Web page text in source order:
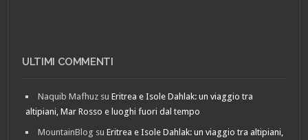
ULTIMI COMMENTI
Naquib Mafhuz suEritrea e Isole Dahlak: un viaggio tra
altipiani, Mar Rosso e luoghi fuori dal tempo
MountainBlog suEritrea e Isole Dahlak: un viaggio tra altipiani,